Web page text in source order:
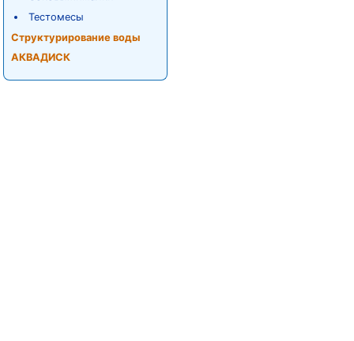
Тестомесы
Структурирование воды
АКВАДИСК